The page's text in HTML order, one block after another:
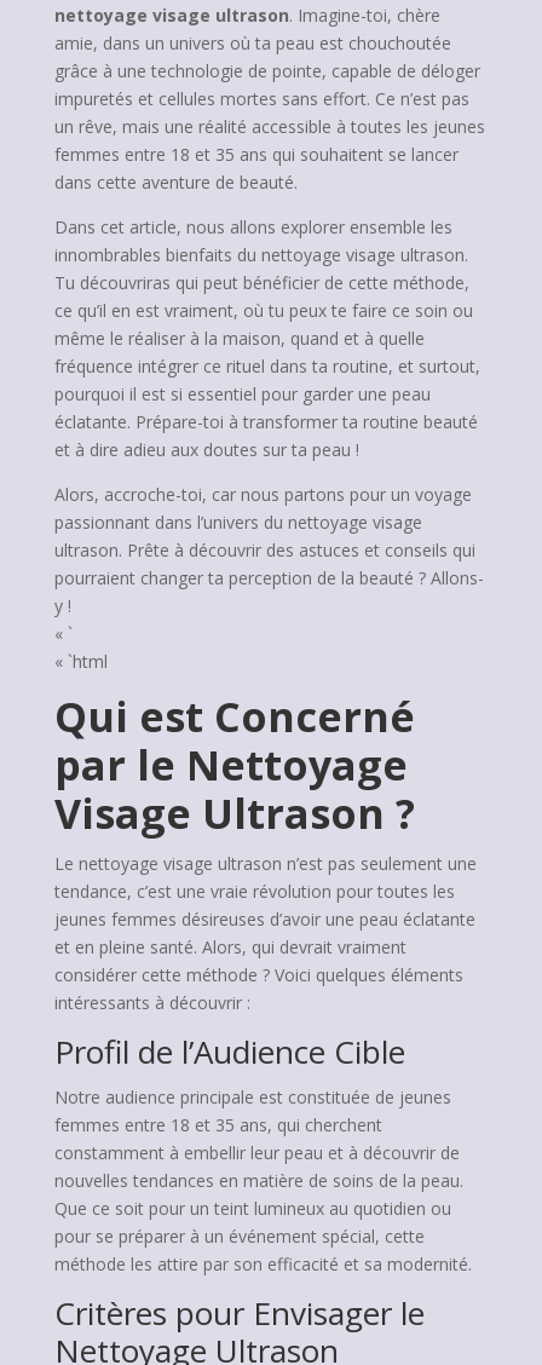
nettoyage visage ultrason. Imagine-toi, chère
amie, dans un univers où ta peau est chouchoutée
grâce à une technologie de pointe, capable de déloger
impuretés et cellules mortes sans effort. Ce n’est pas
un rêve, mais une réalité accessible à toutes les jeunes
femmes entre 18 et 35 ans qui souhaitent se lancer
dans cette aventure de beauté.
Dans cet article, nous allons explorer ensemble les
innombrables bienfaits du nettoyage visage ultrason.
Tu découvriras qui peut bénéficier de cette méthode,
ce qu’il en est vraiment, où tu peux te faire ce soin ou
même le réaliser à la maison, quand et à quelle
fréquence intégrer ce rituel dans ta routine, et surtout,
pourquoi il est si essentiel pour garder une peau
éclatante. Prépare-toi à transformer ta routine beauté
et à dire adieu aux doutes sur ta peau !
Alors, accroche-toi, car nous partons pour un voyage
passionnant dans l’univers du nettoyage visage
ultrason. Prête à découvrir des astuces et conseils qui
pourraient changer ta perception de la beauté ? Allons-
y !
« `
« `html
Qui est Concerné
par le Nettoyage
Visage Ultrason ?
Le nettoyage visage ultrason n’est pas seulement une
tendance, c’est une vraie révolution pour toutes les
jeunes femmes désireuses d’avoir une peau éclatante
et en pleine santé. Alors, qui devrait vraiment
considérer cette méthode ? Voici quelques éléments
intéressants à découvrir :
Profil de l’Audience Cible
Notre audience principale est constituée de jeunes
femmes entre 18 et 35 ans, qui cherchent
constamment à embellir leur peau et à découvrir de
nouvelles tendances en matière de soins de la peau.
Que ce soit pour un teint lumineux au quotidien ou
pour se préparer à un événement spécial, cette
méthode les attire par son efficacité et sa modernité.
Critères pour Envisager le
Nettoyage Ultrason